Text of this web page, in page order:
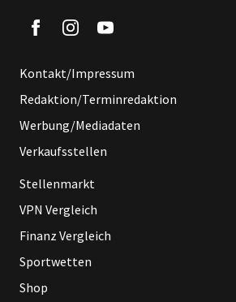
Kontakt/Impressum
Redaktion/Terminredaktion
Werbung/Mediadaten
Verkaufsstellen
Stellenmarkt
VPN Vergleich
Finanz Vergleich
Sportwetten
Shop